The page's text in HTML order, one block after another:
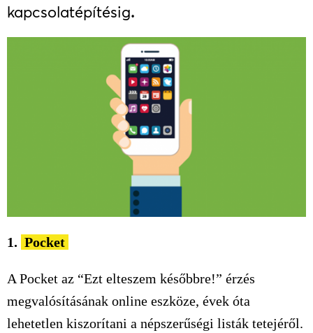
kapcsolatépítésig.
1. Pocket
A Pocket az “Ezt elteszem későbbre!” érzés
megvalósításának online eszköze, évek óta
lehetetlen kiszorítani a népszerűségi listák tetejéről.